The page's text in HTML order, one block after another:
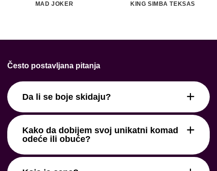
MAD JOKER KING SIMBA TEKSAS
Često postavljana pitanja
Da li se boje skidaju?
Kako da dobijem svoj unikatni komad
odeće ili obuće?